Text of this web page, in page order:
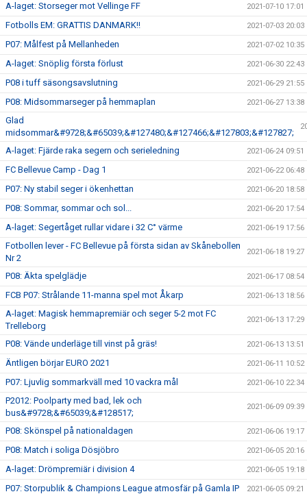
A-laget: Storseger mot Vellinge FF 2021-07-10 17:01
Fotbolls EM: GRATTIS DANMARK!! 2021-07-03 20:03
P07: Målfest på Mellanheden 2021-07-02 10:35
A-laget: Snöplig första förlust 2021-06-30 22:43
P08 i tuff säsongsavslutning 2021-06-29 21:55
P08: Midsommarseger på hemmaplan 2021-06-27 13:38
Glad
midsommar&#9728;&#65039;&#127480;&#127466;&#127803;&#127827;
A-laget: Fjärde raka segern och serieledning 2021-06-24 09:51
FC Bellevue Camp - Dag 1 2021-06-22 06:48
P07: Ny stabil seger i ökenhettan 2021-06-20 18:58
P08: Sommar, sommar och sol... 2021-06-20 17:54
A-laget: Segertåget rullar vidare i 32 C° värme 2021-06-19 17:56
Fotbollen lever - FC Bellevue på första sidan av Skånebollen
Nr 2
2021-06-18 19:27
P08: Äkta spelglädje 2021-06-17 08:54
FCB P07: Strålande 11-manna spel mot Åkarp 2021-06-13 18:56
A-laget: Magisk hemmapremiär och seger 5-2 mot FC
Trelleborg
2021-06-13 17:29
P08: Vände underläge till vinst på gräs! 2021-06-13 13:51
Äntligen börjar EURO 2021 2021-06-11 10:52
P07: Ljuvlig sommarkväll med 10 vackra mål 2021-06-10 22:34
P2012: Poolparty med bad, lek och
bus&#9728;&#65039;&#128517;
2021-06-09 09:39
P08: Skönspel på nationaldagen 2021-06-06 19:17
P08: Match i soliga Dösjöbro 2021-06-05 20:16
A-laget: Drömpremiär i division 4 2021-06-05 19:18
P07: Storpublik & Champions League atmosfär på Gamla IP 2021-06-05 09:21